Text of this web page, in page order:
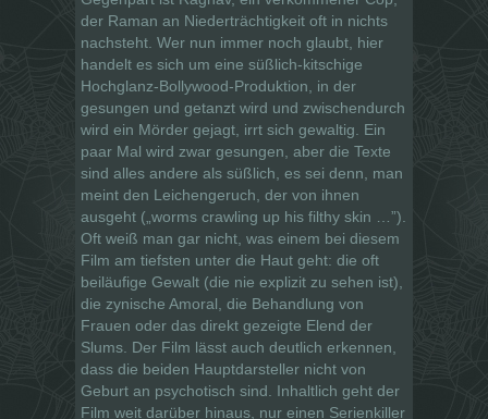
der Raman an Niederträchtigkeit oft in nichts
nachsteht. Wer nun immer noch glaubt, hier
handelt es sich um eine süßlich-kitschige
Hochglanz-Bollywood-Produktion, in der
gesungen und getanzt wird und zwischendurch
wird ein Mörder gejagt, irrt sich gewaltig. Ein
paar Mal wird zwar gesungen, aber die Texte
sind alles andere als süßlich, es sei denn, man
meint den Leichengeruch, der von ihnen
ausgeht („worms crawling up his filthy skin …”).
Oft weiß man gar nicht, was einem bei diesem
Film am tiefsten unter die Haut geht: die oft
beiläufige Gewalt (die nie explizit zu sehen ist),
die zynische Amoral, die Behandlung von
Frauen oder das direkt gezeigte Elend der
Slums. Der Film lässt auch deutlich erkennen,
dass die beiden Hauptdarsteller nicht von
Geburt an psychotisch sind. Inhaltlich geht der
Film weit darüber hinaus, nur einen Serienkiller